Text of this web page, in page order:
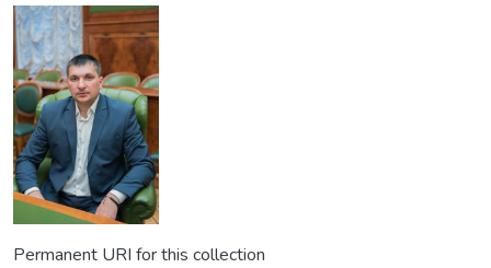
Permanent URI for this collection